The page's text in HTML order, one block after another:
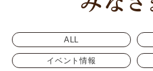
ALL
イベント情報